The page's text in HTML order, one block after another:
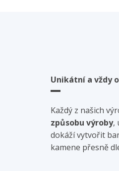
Unikátní a vždy
Každý z našich
způsobu výroby,
dokáží vytvořit
kamene přesně